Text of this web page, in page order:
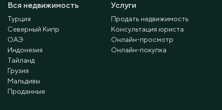
Вся недвижимость
Турция
Северный Кипр
ОАЭ
Индонезия
Тайланд
Грузия
Мальдивы
Проданные
Услуги
Продать недвижимость
Консультация юриста
Онлайн-просмотр
Онлайн-покупка